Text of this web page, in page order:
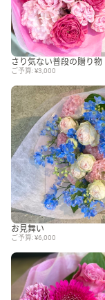
さり気ない普段の贈り物
ご予算: ¥3,000
お見舞い
ご予算: ¥6,000